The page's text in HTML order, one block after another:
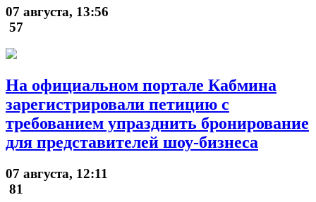
07 августа, 13:56
57
На официальном портале Кабмина
зарегистрировали петицию с
требованием упразднить бронирование
для представителей шоу-бизнеса
07 августа, 12:11
81